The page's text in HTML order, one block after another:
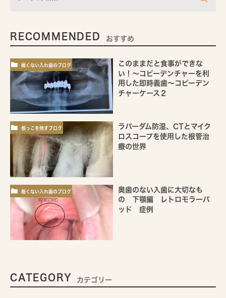
RECOMMENDED おすすめ
痛くない入れ歯のブログ
このままだと食事ができな
い！～コピーデンチャーを利
用した即時義歯～コピーデン
チャーケース２
根っこを残すブログ
ラバーダム防湿、CTとマイク
ロスコープを使用した根管治
療の世界
痛くない入れ歯のブログ
奥歯のない入歯に大切なも
の 下顎編 レトロモラーパ
ッド 症例
CATEGORY カテゴリー